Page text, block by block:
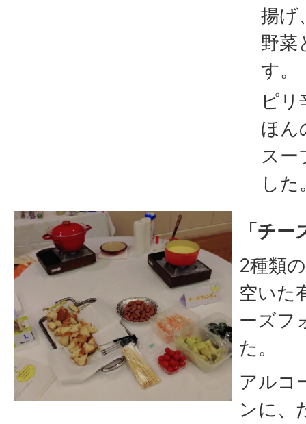
揚げ
野菜
す。
ピ
ほん
スー
した
「チ
2種類
空いた
ーズフ
た。
アルコ
ンに、